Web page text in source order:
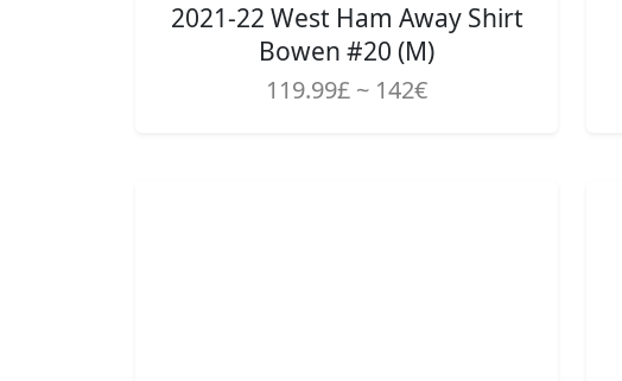
2021-22 West Ham Away Shirt
Bowen #20 (M)
119.99£ ~ 142€